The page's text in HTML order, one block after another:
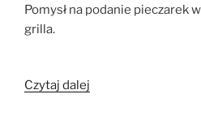
Pomysł na podanie pieczarek
grilla.
Czytaj dalej